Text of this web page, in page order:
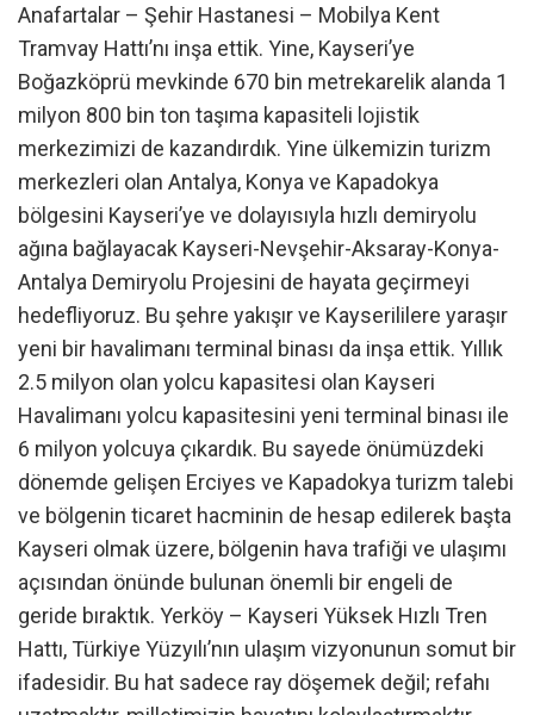
Anafartalar – Şehir Hastanesi – Mobilya Kent
Tramvay Hattı’nı inşa ettik. Yine, Kayseri’ye
Boğazköprü mevkinde 670 bin metrekarelik alanda 1
milyon 800 bin ton taşıma kapasiteli lojistik
merkezimizi de kazandırdık. Yine ülkemizin turizm
merkezleri olan Antalya, Konya ve Kapadokya
bölgesini Kayseri’ye ve dolayısıyla hızlı demiryolu
ağına bağlayacak Kayseri-Nevşehir-Aksaray-Konya-
Antalya Demiryolu Projesini de hayata geçirmeyi
hedefliyoruz. Bu şehre yakışır ve Kayserililere yaraşır
yeni bir havalimanı terminal binası da inşa ettik. Yıllık
2.5 milyon olan yolcu kapasitesi olan Kayseri
Havalimanı yolcu kapasitesini yeni terminal binası ile
6 milyon yolcuya çıkardık. Bu sayede önümüzdeki
dönemde gelişen Erciyes ve Kapadokya turizm talebi
ve bölgenin ticaret hacminin de hesap edilerek başta
Kayseri olmak üzere, bölgenin hava trafiği ve ulaşımı
açısından önünde bulunan önemli bir engeli de
geride bıraktık. Yerköy – Kayseri Yüksek Hızlı Tren
Hattı, Türkiye Yüzyılı’nın ulaşım vizyonunun somut bir
ifadesidir. Bu hat sadece ray döşemek değil; refahı